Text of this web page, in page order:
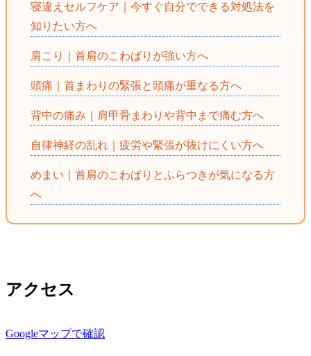
寝違えセルフケア｜今すぐ自分でできる対処法を
知りたい方へ
肩こり｜首肩のこわばりが強い方へ
頭痛｜首まわりの緊張と頭痛が重なる方へ
背中の痛み｜肩甲骨まわりや背中まで痛む方へ
自律神経の乱れ｜疲労や緊張が抜けにくい方へ
めまい｜首肩のこわばりとふらつきが気になる方
へ
アクセス
Googleマップで確認